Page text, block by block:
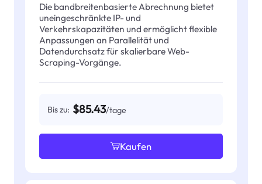
Die bandbreitenbasierte Abrechnung bietet
uneingeschränkte IP- und
Verkehrskapazitäten und ermöglicht flexible
Anpassungen an Parallelität und
Datendurchsatz für skalierbare Web-
Scraping-Vorgänge.
Bis zu: $85.43/tage
Kaufen